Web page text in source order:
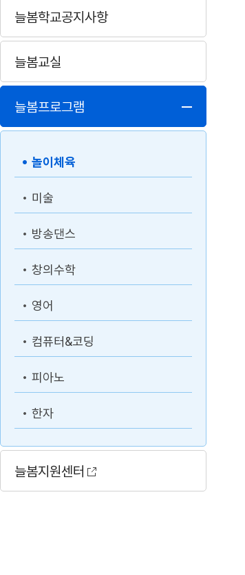
늘봄학교공지사항
늘봄교실
늘봄프로그램
놀이체육
미술
방송댄스
창의수학
영어
컴퓨터&코딩
피아노
한자
늘봄지원센터